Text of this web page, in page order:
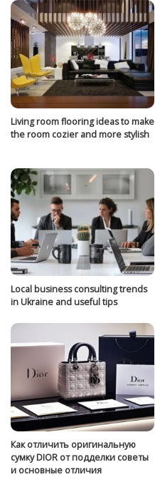
Living room flooring ideas to make
the room cozier and more stylish
Local business consulting trends
in Ukraine and useful tips
Как отличить оригинальную
сумку DIOR от подделки советы
и основные отличия